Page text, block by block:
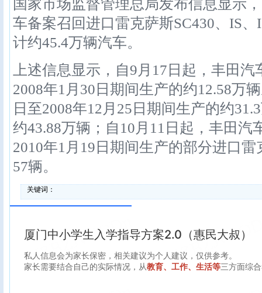
国家市场监督管理总局发布信息显示
车备案召回进口雷克萨斯SC430、IS
计约45.4万辆汽车。
上述信息显示，自9月17日起，丰田
2008年1月30日期间生产的约12.58万
日至2008年12月25日期间生产的约
约43.88万辆；自10月11日起，丰田汽
2010年1月19日期间生产的部分进口
57辆。
关键词：